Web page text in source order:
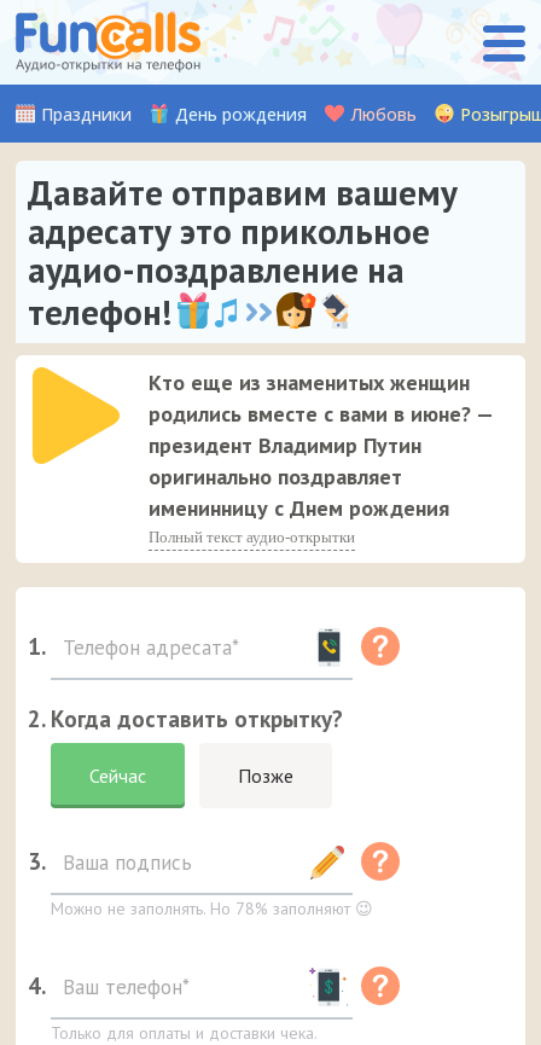
Праздники День рождения Любовь
Давайте отправим вашему
адресату это прикольное
аудио-поздравление на
телефон!
Кто еще из знаменитых женщин
родились вместе с вами в июне? —
президент Владимир Путин
оригинально поздравляет
именинницу с Днем рождения
Полный текст аудио-открытки
1.
2. Когда доставить открытку?
Сейчас Позже
3.
Можно не заполнять. Но 78% заполняют 😉
4.
Только для оплаты и доставки чека.